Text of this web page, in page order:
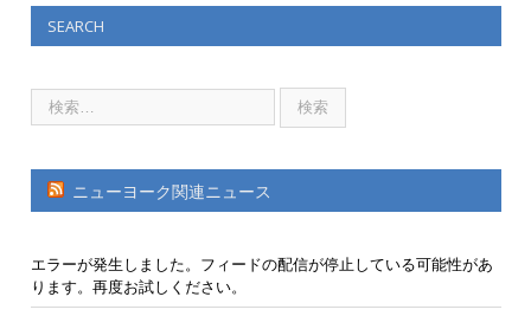
SEARCH
ニューヨーク関連ニュース
エラーが発生しました。フィードの配信が停止している可能性があ
ります。再度お試しください。